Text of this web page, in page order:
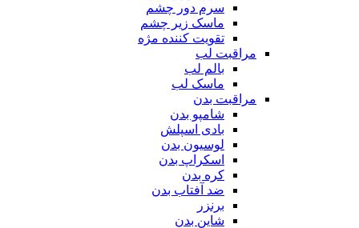
سرم دور چشم
ماسک زیر چشم
تقویت کننده مژه
مراقبت لب
بالم لب
ماسک لب
مراقبت بدن
شامپو بدن
بادی اسپلش
لوسیون بدن
اسکراپ بدن
کره بدن
ضد آفتاب بدن
برنزر
شاین بدن